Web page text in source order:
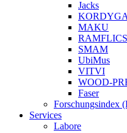
Jacks
KORDYGA
MAKU
RAMFLICS
SMAM
UbiMus
VITVI
WOOD-
Faser
Forschungsindex
Services
Labore